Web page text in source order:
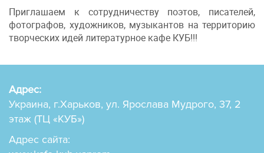
Приглашаем к сотрудничеству поэтов, писателей,
фотографов, художников, музыкантов на территорию
творческих идей литературное кафе КУБ!!!
Адрес:
Украина, г.Харьков, ул. Ярослава Мудрого, 37, 2
этаж (ТЦ «КУБ»)
Адрес сайта: